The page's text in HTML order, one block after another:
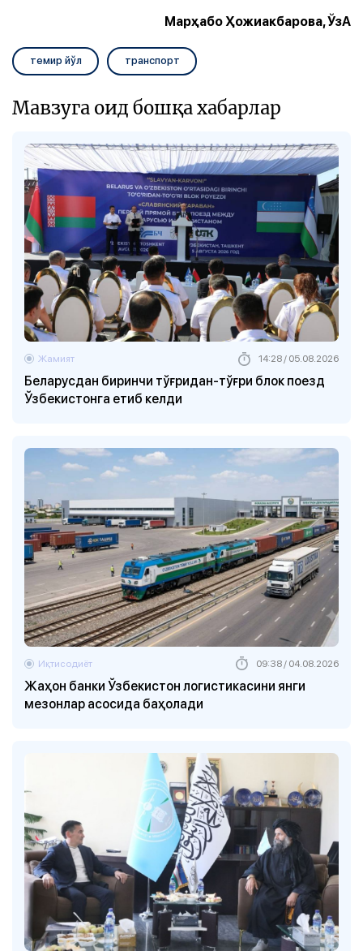
Марҳабо Ҳожиакбарова, ЎзА
темир йўл транспорт
Мавзуга оид бошқа хабарлар
Беларусдан биринчи тўғридан-тўғри блок поезд
Ўзбекистонга етиб келди
Жамият 14:28 / 05.08.2026
Жаҳон банки Ўзбекистон логистикасини янги
мезонлар асосида баҳолади
Иқтисодиёт 09:38 / 04.08.2026